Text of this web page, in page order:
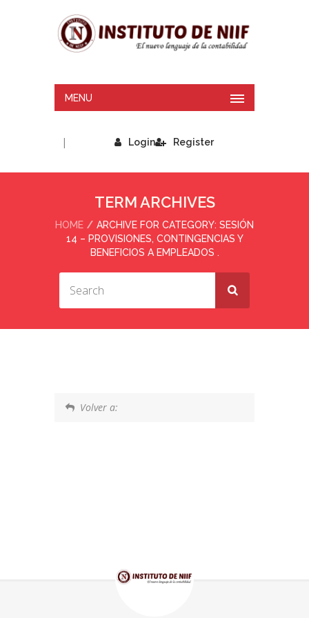
MENU
Login
| Register
TERM ARCHIVES
HOME
ARCHIVE FOR CATEGORY: SESIÓN
14 – PROVISIONES, CONTINGENCIAS Y
BENEFICIOS A EMPLEADOS .
Volver a: